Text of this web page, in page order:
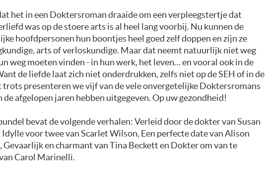
het in een Doktersroman draaide om een verpleegstertje dat
was op de stoere arts is al heel lang voorbij. Nu kunnen de
hoofdpersonen hun boontjes heel goed zelf doppen en zijn ze
arts of verloskundige. Maar dat neemt natuurlijk niet weg
weg moeten vinden - in hun werk, het leven… en vooral ook in de
de liefde laat zich niet onderdrukken, zelfs niet op de SEH of in de
trots presenteren we vijf van de vele onvergetelijke Doktersromans
de afgelopen jaren hebben uitgegeven. Op uw gezondheid!
bevat de volgende verhalen: Verleid door de dokter van Susan
voor twee van Scarlet Wilson, Een perfecte date van Alison
Gevaarlijk en charmant van Tina Beckett en Dokter om van te
Carol Marinelli.